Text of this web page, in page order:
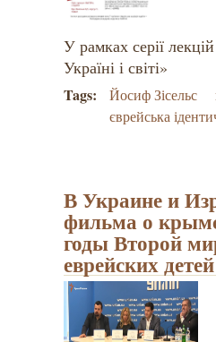
У рамках серії
Україні і світі»
Tags: ​Йосиф Зісельс
єврейська
В Украине и
фильма о
годы Второй
еврейских детей